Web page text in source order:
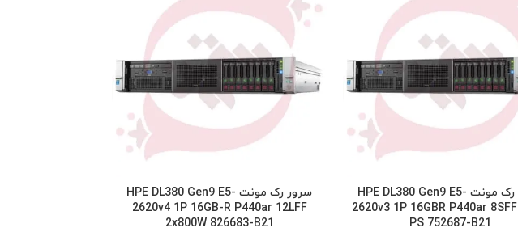
سرور رک مونت HPE DL380 Gen9 E5-
2620v3 1P 16GBR P440ar
PS 752687-B21
سرور رک مونت HPE DL380 Gen9 E5-
2620v4 1P 16GB-R P440ar 12LFF
2x800W 826683-B21